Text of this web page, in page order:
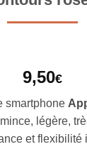
9,50€
smartphone
légère,
et flexibilité